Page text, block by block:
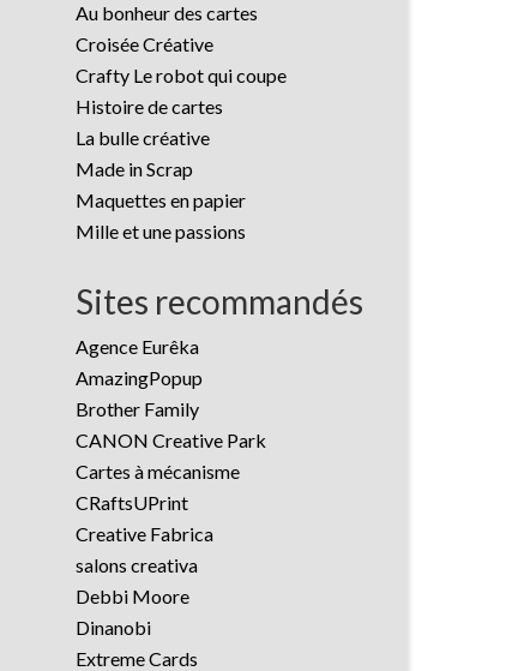
Au bonheur des cartes
Croisée Créative
Crafty Le robot qui coupe
Histoire de cartes
La bulle créative
Made in Scrap
Maquettes en papier
Mille et une passions
Sites recommandés
Agence Eurêka
AmazingPopup
Brother Family
CANON Creative Park
Cartes à mécanisme
CRaftsUPrint
Creative Fabrica
salons creativa
Debbi Moore
Dinanobi
Extreme Cards